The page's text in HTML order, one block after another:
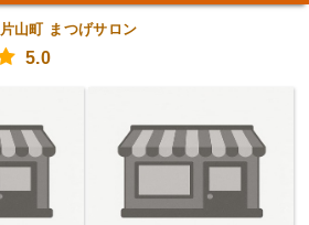
片山町 まつげサロン
5.0